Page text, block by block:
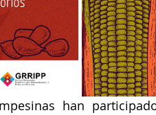
han